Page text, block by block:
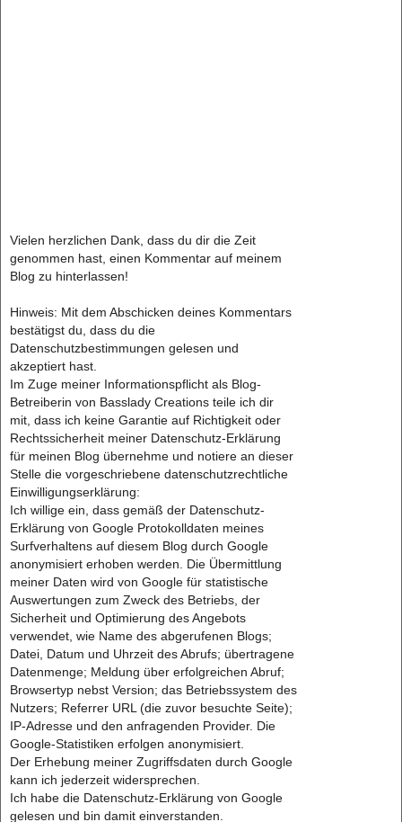
Vielen herzlichen Dank, dass du dir die Zeit
genommen hast, einen Kommentar auf meinem
Blog zu hinterlassen!
Hinweis: Mit dem Abschicken deines Kommentars
bestätigst du, dass du die
Datenschutzbestimmungen gelesen und
akzeptiert hast.
Im Zuge meiner Informationspflicht als Blog-
Betreiberin von Basslady Creations teile ich dir
mit, dass ich keine Garantie auf Richtigkeit oder
Rechtssicherheit meiner Datenschutz-Erklärung
für meinen Blog übernehme und notiere an dieser
Stelle die vorgeschriebene datenschutzrechtliche
Einwilligungserklärung:
Ich willige ein, dass gemäß der Datenschutz-
Erklärung von Google Protokolldaten meines
Surfverhaltens auf diesem Blog durch Google
anonymisiert erhoben werden. Die Übermittlung
meiner Daten wird von Google für statistische
Auswertungen zum Zweck des Betriebs, der
Sicherheit und Optimierung des Angebots
verwendet, wie Name des abgerufenen Blogs;
Datei, Datum und Uhrzeit des Abrufs; übertragene
Datenmenge; Meldung über erfolgreichen Abruf;
Browsertyp nebst Version; das Betriebssystem des
Nutzers; Referrer URL (die zuvor besuchte Seite);
IP-Adresse und den anfragenden Provider. Die
Google-Statistiken erfolgen anonymisiert.
Der Erhebung meiner Zugriffsdaten durch Google
kann ich jederzeit widersprechen.
Ich habe die Datenschutz-Erklärung von Google
gelesen und bin damit einverstanden.